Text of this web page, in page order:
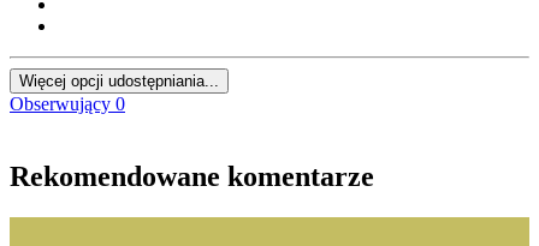
Więcej opcji udostępniania...
Obserwujący 0
Rekomendowane komentarze